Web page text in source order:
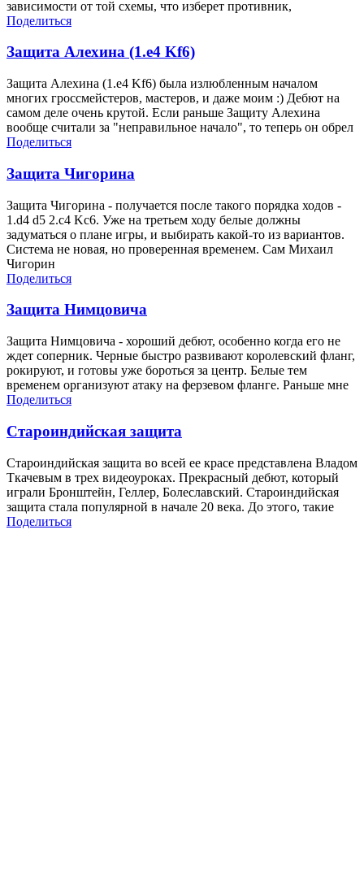
зависимости от той схемы, что изберет противник,
Поделиться
Защита Алехина (1.e4 Kf6)
Защита Алехина (1.e4 Kf6) была излюбленным началом
многих гроссмейстеров, мастеров, и даже моим :) Дебют на
самом деле очень крутой. Если раньше Защиту Алехина
вообще считали за "неправильное начало", то теперь он обрел
Поделиться
Защита Чигорина
Защита Чигорина - получается после такого порядка ходов -
1.d4 d5 2.c4 Kc6. Уже на третьем ходу белые должны
задуматься о плане игры, и выбирать какой-то из вариантов.
Система не новая, но проверенная временем. Сам Михаил
Чигорин
Поделиться
Защита Нимцовича
Защита Нимцовича - хороший дебют, особенно когда его не
ждет соперник. Черные быстро развивают королевский фланг,
рокируют, и готовы уже бороться за центр. Белые тем
временем организуют атаку на ферзевом фланге. Раньше мне
Поделиться
Староиндийская защита
Староиндийская защита во всей ее красе представлена Владом
Ткачевым в трех видеоуроках. Прекрасный дебют, который
играли Бронштейн, Геллер, Болеславский. Староиндийская
защита стала популярной в начале 20 века. До этого, такие
Поделиться